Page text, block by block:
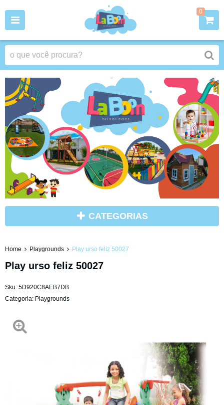
0
CATEGORIAS
Home Playgrounds Play urso feliz 50027
Play urso feliz 50027
Sku: 5D920C8AEB7DB
Categoria: Playgrounds